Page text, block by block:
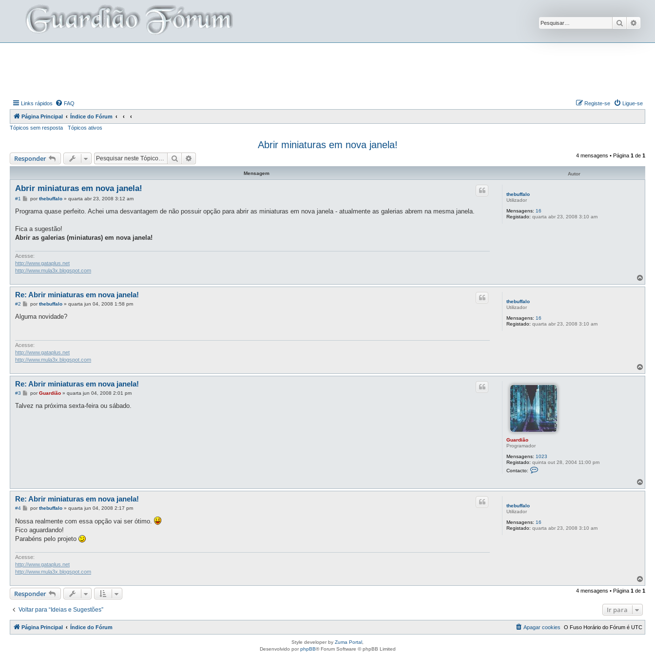
Pesquisar
Links rápidos FAQ Ligue-se
Registe-se
Página Principal
Índice do Fórum
Tópicos sem resposta
Tópicos ativos
Abrir miniaturas em nova janela!
Responder Pesquisar 4 mensagens • Página 1 de 1
Mensagem Autor
thebuffalo
Utilizador
Mensagens: 16
Registado: quarta abr 23, 2008 3:10 am
Abrir miniaturas em nova janela!
#1
M
n
s
g
m
porthebuffalo» quarta abr 23, 2008 3:12 am
Programa quase perfeito. Achei uma desvantagem de não possuir opção para abrir as miniaturas em nova janela - atualmente as galerias abrem na mesma janela.
Fica a sugestão!
Abrir as galerias (miniaturas) em nova janela!
Acesse:
http://www.gataplus.net
http://www.mula3x.blogspot.com
o
thebuffalo
Utilizador
Mensagens: 16
Registado: quarta abr 23, 2008 3:10 am
Re: Abrir miniaturas em nova janela!
#2
M
n
m
porthebuffalo» quarta jun 04, 2008 1:58 pm
Alguma novidade?
Acesse:
http://www.gataplus.net
http://www.mula3x.blogspot.com
o
Guardião
Programador
Mensagens: 1023
Registado: quinta out 28, 2004 11:00 pm
Contacto:
a
u
Re: Abrir miniaturas em nova janela!
#3
M
n
porGuardião» quarta jun 04, 2008 2:01 pm
Talvez na próxima sexta-feira ou sábado.
o
thebuffalo
Utilizador
Mensagens: 16
Registado: quarta abr 23, 2008 3:10 am
Re: Abrir miniaturas em nova janela!
#4
M
n
a
g
porthebuffalo» quarta jun 04, 2008 2:17 pm
Nossa realmente com essa opção vai ser ótimo.
Fico aguardando!
Parabéns pelo projeto
Acesse:
http://www.gataplus.net
http://www.mula3x.blogspot.com
o
p
Responder 4 mensagens • Página 1 de 1
Voltar para “Ideias e Sugestões” Ir para
Página Principal Índice do Fórum O Fuso Horário do Fórum é UTC
Apagar cookies
Style developer by Zuma Portal
Desenvolvido porphpBB® Forum Software © phpBB Limited